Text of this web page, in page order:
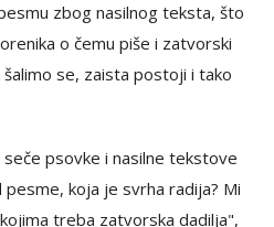
zbog nasilnog teksta, što
o čemu piše i zatvorski
se, zaista postoji i tako
psovke i nasilne tekstove
koja je svrha radija? Mi
treba zatvorska dadilja",